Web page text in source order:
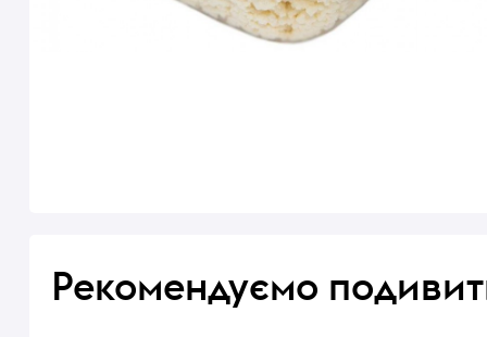
Рекомендуємо